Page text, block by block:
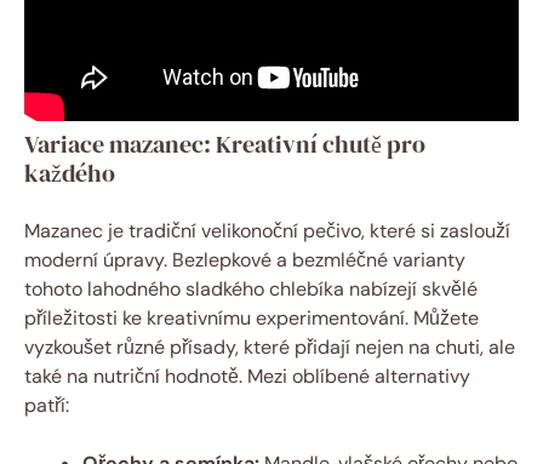
Variace mazanec: Kreativní chutě pro
každého
Mazanec ⁢je tradiční ⁤velikonoční ⁤pečivo, ​které si zaslouží
moderní⁣ úpravy. Bezlepkové a⁤ bezmléčné varianty
‍tohoto lahodného sladkého chlebíka ‌nabízejí ​skvělé
⁢příležitosti​ ke ‌kreativnímu​ experimentování. Můžete
vyzkoušet různé přísady, které⁤ přidají nejen ⁣na ​chuti, ale
také ​na ‌nutriční hodnotě. Mezi oblíbené alternativy
patří: